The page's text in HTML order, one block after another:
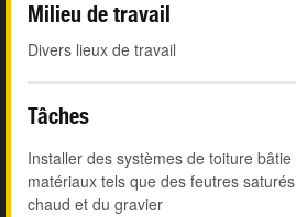
Milieu de travail
Divers lieux de travail
Tâches
Installer des systèmes de toiture
matériaux tels que des feutres
chaud et du gravier